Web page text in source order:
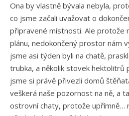
Ona by vlastně bývala nebyla,
co jsme začali uvažovat o
připravené místnosti. Ale protože
plánu, nedokončený prostor nám
jsme asi týden byli na chatě,
trubka, a několik stovek hektolitrů
jsme si právě přivezli domů
veškerá naše pozornost na ně, a
ostrovní chaty, protože upřímně…